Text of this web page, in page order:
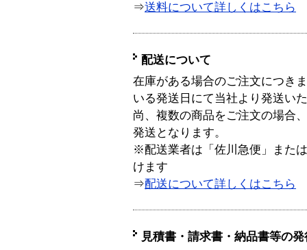
⇒送料について詳しくはこちら
配送について
在庫がある場合のご注文につき
いる発送日にて当社より発送い
尚、複数の商品をご注文の場合
発送となります。
※配送業者は「佐川急便」また
けます
⇒配送について詳しくはこちら
見積書・請求書・納品書等の